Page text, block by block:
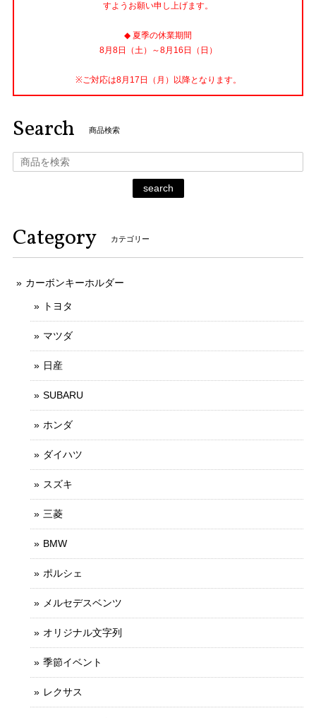
すようお願い申し上げます。
◆ 夏季の休業期間
8月8日（土）～8月16日（日）
※ご対応は8月17日（月）以降となります。
Search 商品検索
search
Category カテゴリー
カーボンキーホルダー
トヨタ
マツダ
日産
SUBARU
ホンダ
ダイハツ
スズキ
三菱
BMW
ポルシェ
メルセデスベンツ
オリジナル文字列
季節イベント
レクサス